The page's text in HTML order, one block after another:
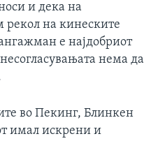
и дека на
рекол на кинеските
е најдобриот
нема да
во Пекинг, Блинкен
имал искрени и